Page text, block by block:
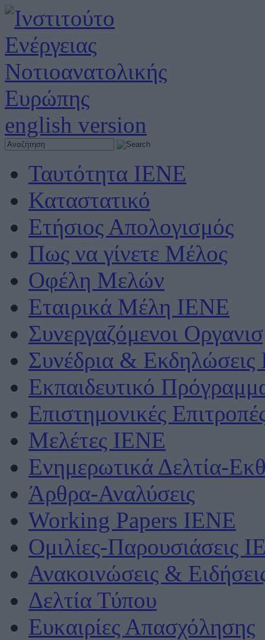
english version
Ταυτότητα ΙΕΝΕ
Καταστατικό
Ετήσιος Απολογισμός
Πως να γίνετε Μέλος
Οφέλη Μελών
Εταιρικά Μέλη ΙΕΝΕ
Συνεργαζόμενοι
Συνέδρια &
Εκπαιδευτικό
Επιστημονικές
Μελέτες ΙΕΝΕ
Ενημερωτικά Δελτία-
Άρθρα-Αναλύσεις
Working Papers IENE
Ομιλίες-Παρουσιάσεις
Ανακοινώσεις &
Δελτία Τύπου
Ευκαιρίες Απασχόλησης